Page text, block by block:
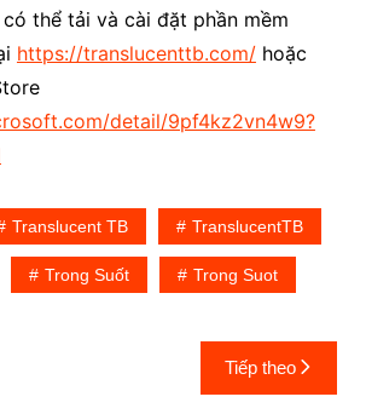
thể tải và cài đặt phần mềm
https://translucenttb.com/hoặc
detail/9pf4kz2vn4w9?
Translucent TB TranslucentTB
Trong Suốt Trong Suot
Tiếp theo